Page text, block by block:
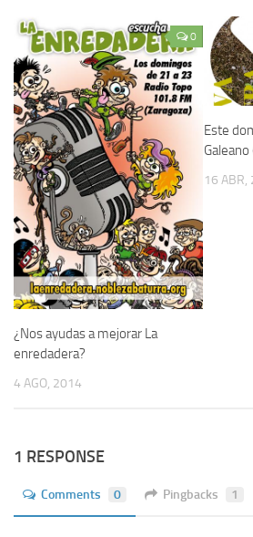
0
¿Nos ayudas a mejorar La
enredadera?
4 AGO, 2014
Este
16 ABR,
1 RESPONSE
Comments 0 Pingbacks 1